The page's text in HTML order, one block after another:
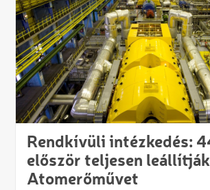
Rendkívüli intézkedés:
először teljesen
Atomerőművet